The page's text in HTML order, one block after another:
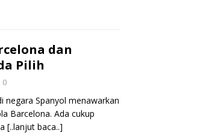
dan
Pilih
0
negara Spanyol menawarkan
Barcelona. Ada cukup
[..lanjut baca..]